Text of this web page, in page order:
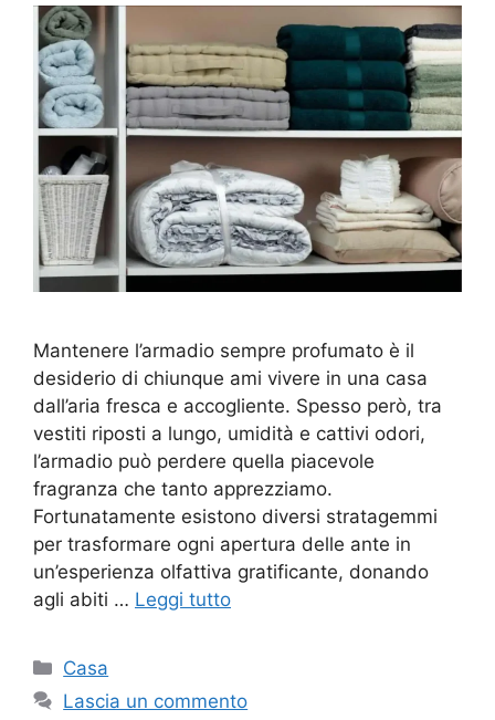
Mantenere l’armadio sempre profumato è il
desiderio di chiunque ami vivere in una casa
dall’aria fresca e accogliente. Spesso però, tra
vestiti riposti a lungo, umidità e cattivi odori,
l’armadio può perdere quella piacevole
fragranza che tanto apprezziamo.
Fortunatamente esistono diversi stratagemmi
per trasformare ogni apertura delle ante in
un’esperienza olfattiva gratificante, donando
agli abiti … Leggi tutto
Categorie
Casa
Lascia un commento